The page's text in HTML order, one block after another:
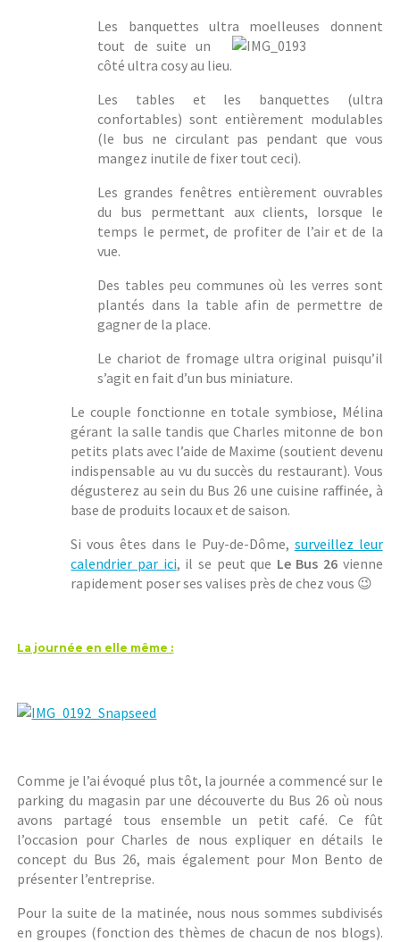
Les banquettes ultra moelleuses donnent
tout de suite un
côté ultra cosy au lieu.
Les tables et les banquettes (ultra
confortables) sont entièrement modulables
(le bus ne circulant pas pendant que vous
mangez inutile de fixer tout ceci).
Les grandes fenêtres entièrement ouvrables
du bus permettant aux clients, lorsque le
temps le permet, de profiter de l’air et de la
vue.
Des tables peu communes où les verres sont
plantés dans la table afin de permettre de
gagner de la place.
Le chariot de fromage ultra original puisqu’il
s’agit en fait d’un bus miniature.
Le couple fonctionne en totale symbiose, Mélina
gérant la salle tandis que Charles mitonne de bon
petits plats avec l’aide de Maxime (soutient devenu
indispensable au vu du succès du restaurant). Vous
dégusterez au sein du Bus 26 une cuisine raffinée, à
base de produits locaux et de saison.
Si vous êtes dans le Puy-de-Dôme, surveillez leur
calendrier par ici, il se peut que Le Bus 26vienne
rapidement poser ses valises près de chez vous 😉
La journée en elle même :
Comme je l’ai évoqué plus tôt, la journée a commencé sur le
parking du magasin par une découverte du Bus 26 où nous
avons partagé tous ensemble un petit café. Ce fût
l’occasion pour Charles de nous expliquer en détails le
concept du Bus 26, mais également pour Mon Bento de
présenter l’entreprise.
Pour la suite de la matinée, nous nous sommes subdivisés
en groupes (fonction des thèmes de chacun de nos blogs).